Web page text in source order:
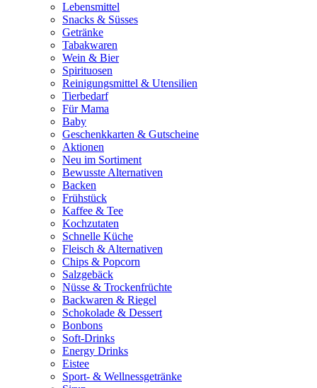
Lebensmittel
Snacks & Süsses
Getränke
Tabakwaren
Wein & Bier
Spirituosen
Reinigungsmittel & Utensilien
Tierbedarf
Für Mama
Baby
Geschenkkarten & Gutscheine
Aktionen
Neu im Sortiment
Bewusste Alternativen
Backen
Frühstück
Kaffee & Tee
Kochzutaten
Schnelle Küche
Fleisch & Alternativen
Chips & Popcorn
Salzgebäck
Nüsse & Trockenfrüchte
Backwaren & Riegel
Schokolade & Dessert
Bonbons
Soft-Drinks
Energy Drinks
Eistee
Sport- & Wellnessgetränke